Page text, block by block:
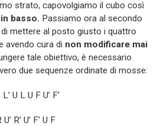
strato, capovolgiamo il cubo così
basso. Passiamo ora al secondo
mettere al posto giusto i quattro
avendo cura di non modificare mai
tale obiettivo, è necessario
due sequenze ordinate di mosse:
L’ U L U F U’ F’
R’ U’ F’ U F